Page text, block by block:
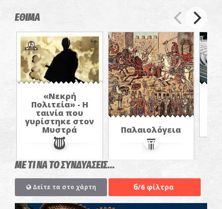
ΠΡΟΒΟΛΕΣ
ΕΘΙΜΑ
«Νεκρή
Πολιτεία» - Η
ταινία που
γυρίστηκε στον
Μυστρά Παλαιολόγεια
ΜΕ ΤΙ ΝΑ ΤΟ ΣΥΝΔΥΑΣΕΙΣ...
Δείτε τα στο χάρτη 6/6 φίλτρα